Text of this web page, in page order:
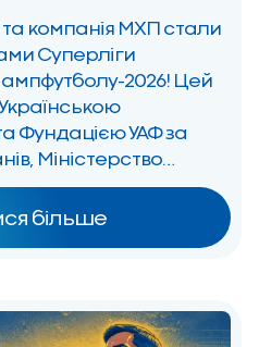
компанія МХП стали
Суперліги
ампфутболу-2026! Цей
Фундацією УАФ за
Міністерство
та Агенція
За підсумками
МСК Дніпро, який
більше